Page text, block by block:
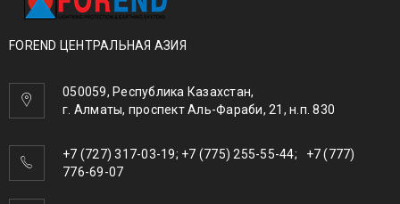
FOREND ЦЕНТРАЛЬНАЯ АЗИЯ
050059, Республика Казахстан,
г. Алматы, проспект Аль-Фараби, 21, н.п. 830
+7 (727) 317-03-19; +7 (775) 255-55-44; +7 (777)
776-69-07